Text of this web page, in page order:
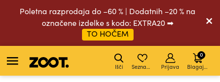
Poletna razprodaja do –60 % | Dodatnih –20 % na
označene izdelke s kodo: EXTRA20 ➡
TO HOČEM
Išči Seznam želja Prijava Blagajna
0